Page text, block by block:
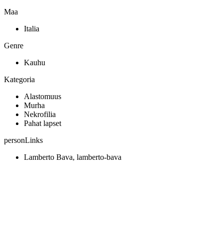
Maa
Italia
Genre
Kauhu
Kategoria
Alastomuus
Murha
Nekrofilia
Pahat lapset
personLinks
Lamberto Bava, lamberto-bava